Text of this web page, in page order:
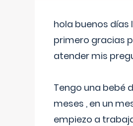
hola buenos días
primero gracias
atender mis
Tengo una bebé
meses , en un
empiezo a